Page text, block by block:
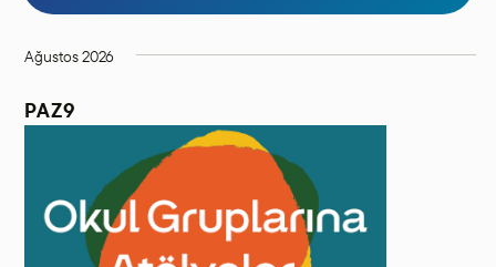
Ağustos 2026
PAZ9